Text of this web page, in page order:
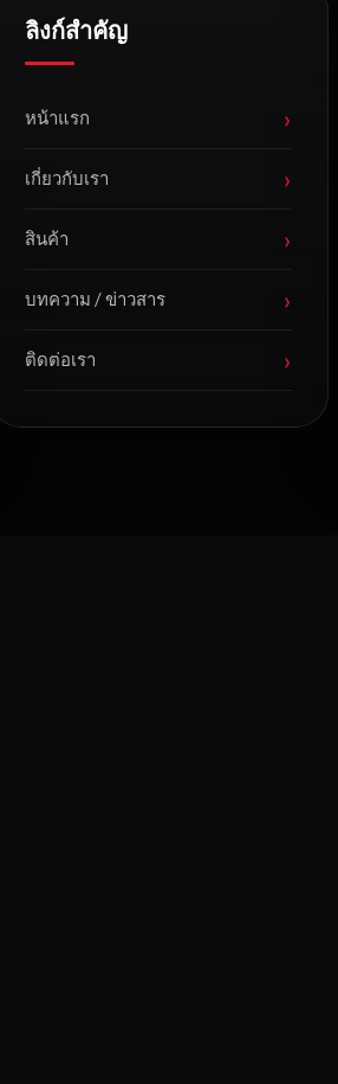
ลิงก์สำคัญ
หน้าแรก ›
เกี่ยวกับเรา ›
สินค้า ›
บทความ / ข่าวสาร ›
ติดต่อเรา ›